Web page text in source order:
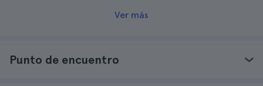
Ver más
Punto de encuentro